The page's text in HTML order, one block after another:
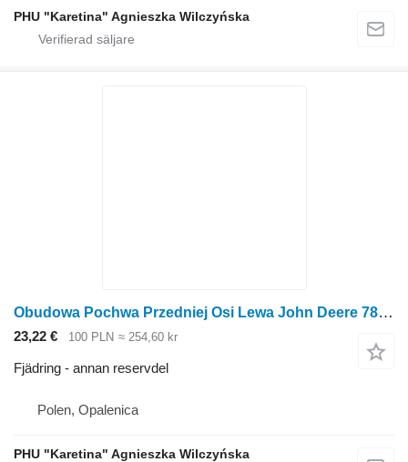
PHU "Karetina" Agnieszka Wilczyńska
Obudowa Pochwa Przedniej Osi Lewa John Deere 7830 Framaxelhus Vänster DELAR R259396 R269505 R2 till John Deere 7830 hjultraktor
23,22 € 100 PLN ≈ 254,60 kr
Fjädring - annan reservdel
Polen, Opalenica
PHU "Karetina" Agnieszka Wilczyńska